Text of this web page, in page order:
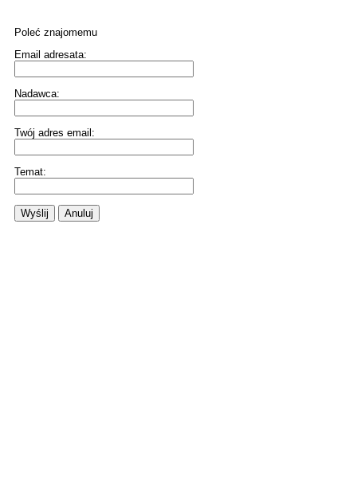
Poleć znajomemu
Email adresata:
Nadawca:
Twój adres email:
Temat:
Wyślij Anuluj